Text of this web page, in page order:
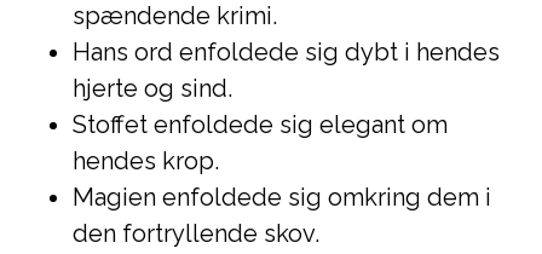
spændende krimi.
Hans ord enfoldede sig dybt i hendes
hjerte og sind.
Stoffet enfoldede sig elegant om
hendes krop.
Magien enfoldede sig omkring dem i
den fortryllende skov.